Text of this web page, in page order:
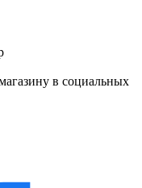
в социальных